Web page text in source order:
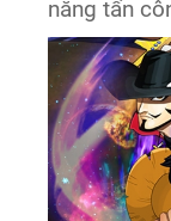
năng tấn